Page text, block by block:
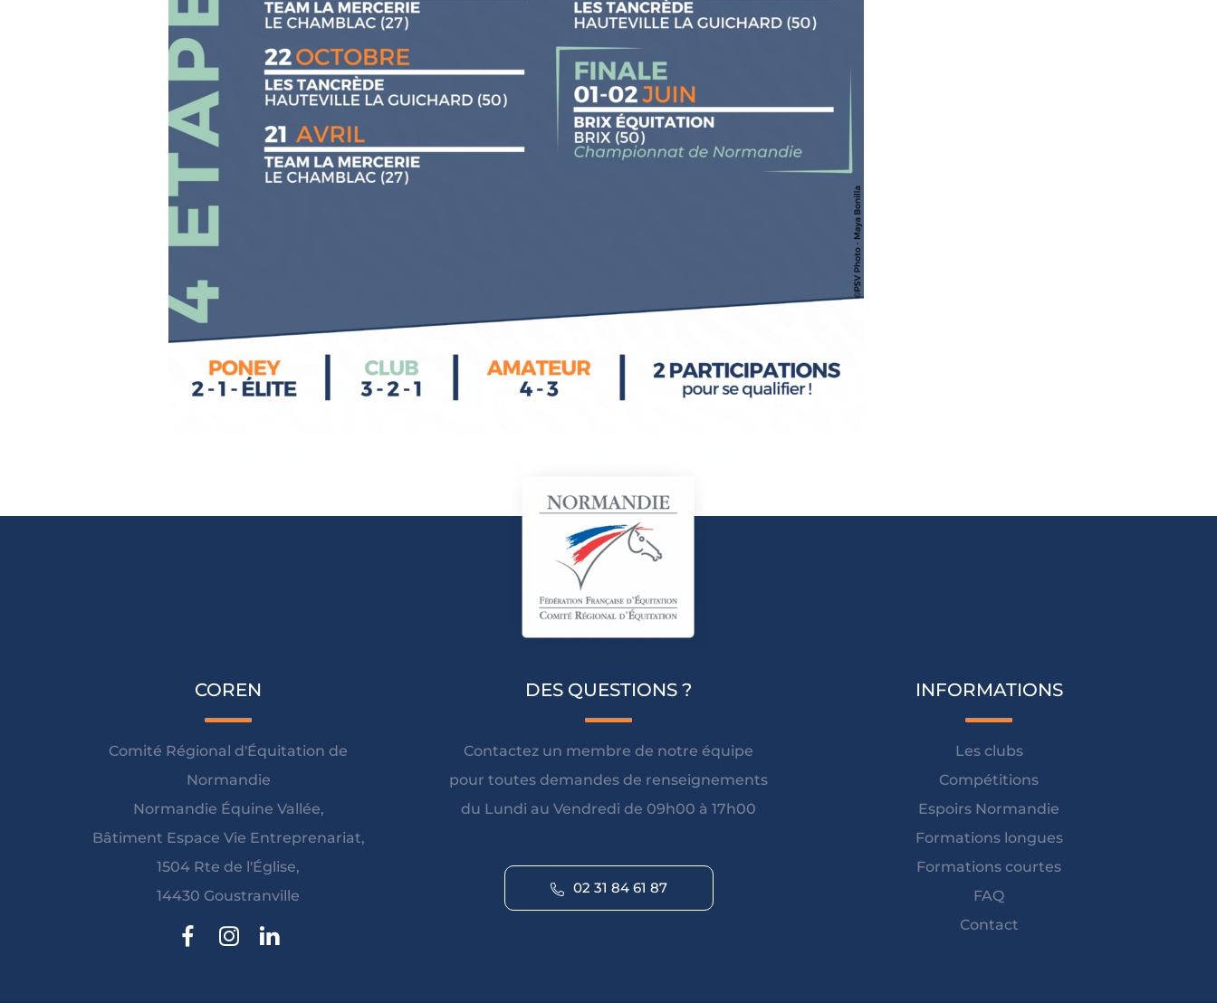
COREN
Comité Régional d'Équitation de
Normandie
Normandie Équine Vallée,
Bâtiment Espace Vie Entreprenariat,
1504 Rte de l'Église,
14430 Goustranville
DES QUESTIONS ?
Contactez un membre de notre équipe
pour toutes demandes de renseignements
du Lundi au Vendredi de 09h00 à 17h00
02 31 84 61 87
INFORMATIONS
Les clubs
Compétitions
Espoirs Normandie
Formations longues
Formations courtes
FAQ
Contact